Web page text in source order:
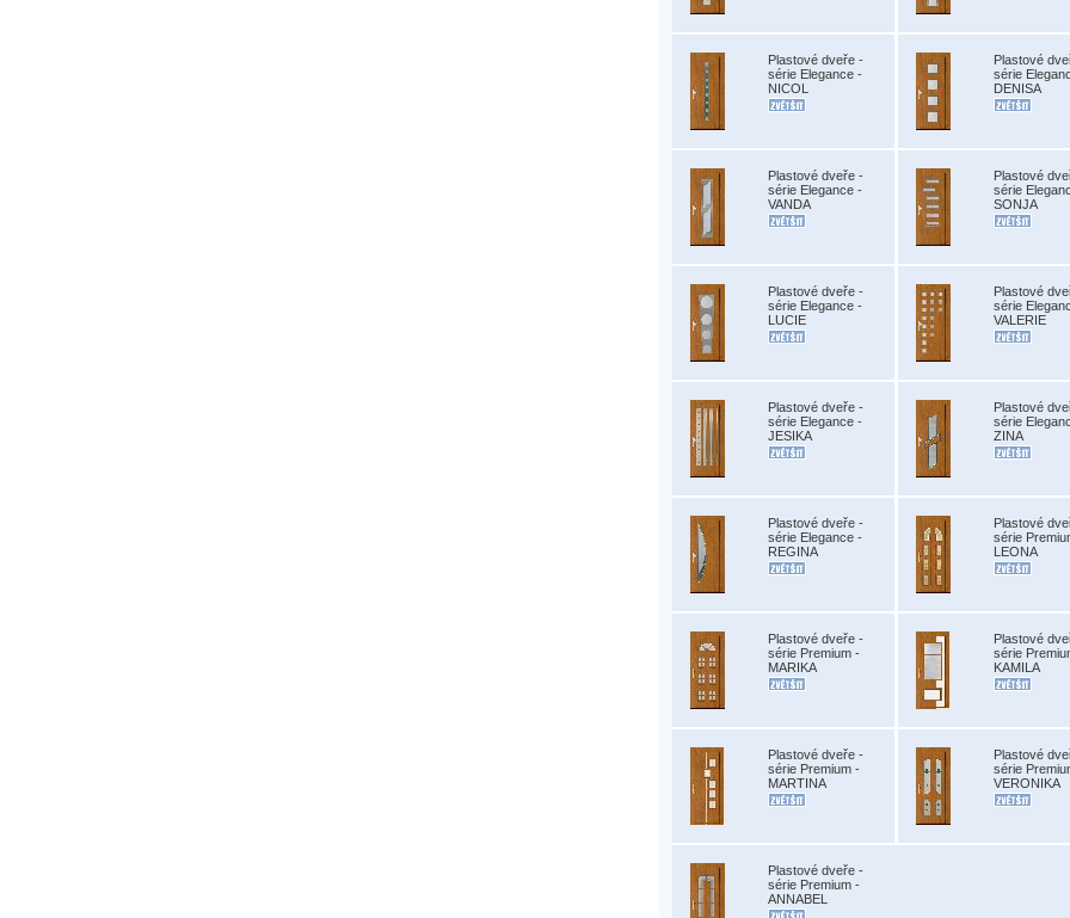
Plastové dveře -
série Elegance -
NICOL
Plastové
série
DENISA
Plastové dveře -
série Elegance -
VANDA
Plastové
série
SONJA
Plastové dveře -
série Elegance -
LUCIE
Plastové
série
VALERIE
Plastové dveře -
série Elegance -
JESIKA
Plastové
série
ZINA
Plastové dveře -
série Elegance -
REGINA
Plastové
série
LEONA
Plastové dveře -
série Premium -
MARIKA
Plastové
série
KAMILA
Plastové dveře -
série Premium -
MARTINA
Plastové
série
VERONIKA
Plastové dveře -
série Premium -
ANNABEL